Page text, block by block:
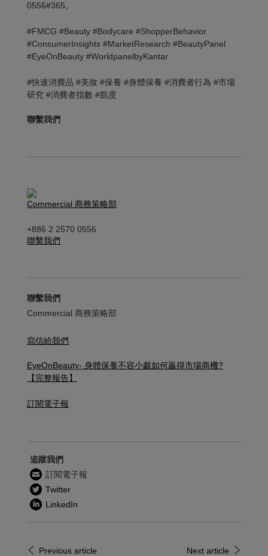
0556#365。
#FMCG #Beauty #Bodycare #ShopperBehavior
#ConsumerInsights #MarketResearch #BeautyPanel
#EyeOnBeauty #WorldpanelbyKantar
#快速消費品 #美妝 #保養 #身體保養 #消費者行為 #市場
研究 #消費者指數 #凱度
聯繫我們
Commercial 商務策略部
+886 2 2570 0556
聯繫我們
聯繫我們
Commercial 商務策略部
寫信給我們
EyeOnBeauty- 身體保養不容小覷 如何贏得市場商機?
【完整報告】
訂閱電子報
追蹤我們
訂閱電子報
Twitter
LinkedIn
Previous article Next article